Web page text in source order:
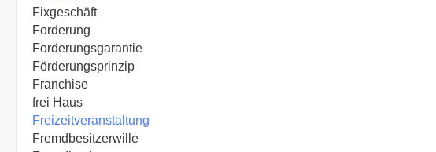
Fixgeschäft
Forderung
Forderungsgarantie
Förderungsprinzip
Franchise
frei Haus
Freizeitveranstaltung
Fremdbesitzerwille